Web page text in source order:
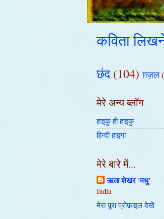
कविता
छंद (104) ग़ज़ल
मेरे अन्य ब्लॉग
हाइकु ही हाइकु
हिन्दी हाइगा
मेरे बारे में...
ऋता शेखर 'मधु'
India
मेरा पूरा प्रोफ़ाइल देखें